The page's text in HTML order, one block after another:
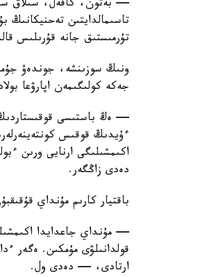
— بەتون، كافەل، سىلاق
تاسىمالدايتىن تەحنيكانىڭ
تۇرمىستىق جانە قۇرىلىس
ونىڭ سوزىنشە، جوندەۋ
جەكە كولىگىمەن اپارۋعا
— ەڭ باستىسى قوقىستاردىڭ
ءۇيدىڭ قوقىس
اكىمشىلىگى ارنايى ورىن
دەدى زاڭگەر.
باقتيار كارىم مۇنداي
قولدانىلۋى مۇمكىن. ەگەر
ارتادى، — دەدى ول.